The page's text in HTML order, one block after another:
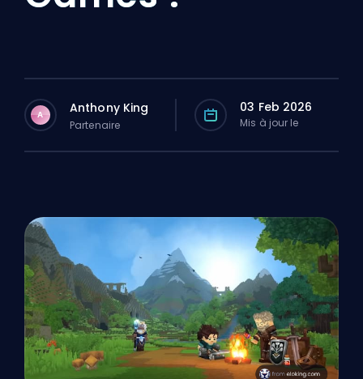
A Anthony King
Partenaire
03 Feb 2026
Mis à jour le